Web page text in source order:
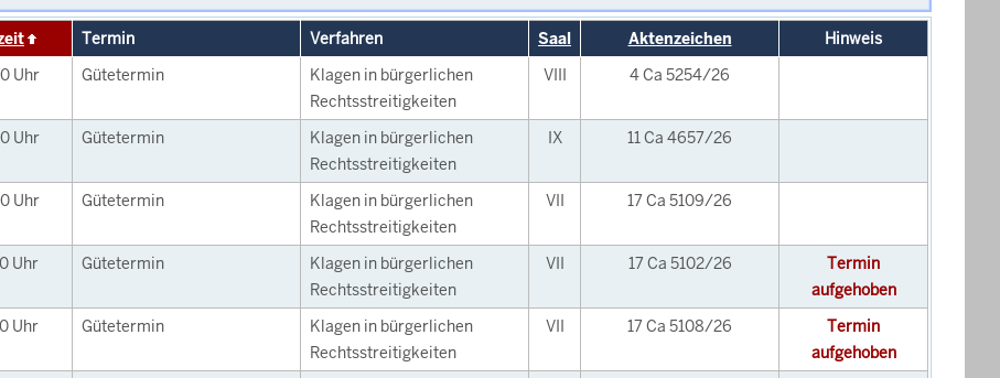
Termin Verfahren Saal Aktenzeichen
Hinweis
Uhr Gütetermin
Klagen in bürgerlichen
Rechtsstreitigkeiten
VIII 4 Ca 5254/26
Uhr Gütetermin
Klagen in bürgerlichen
Rechtsstreitigkeiten
IX 11 Ca 4657/26
Uhr Gütetermin
Klagen in bürgerlichen
Rechtsstreitigkeiten
VII 17 Ca 5109/26
Uhr Gütetermin
Klagen in bürgerlichen
Rechtsstreitigkeiten
VII 17 Ca 5102/26
Termin
aufgehoben
Uhr Gütetermin
Klagen in bürgerlichen
Rechtsstreitigkeiten
VII 17 Ca 5108/26
Termin
aufgehoben